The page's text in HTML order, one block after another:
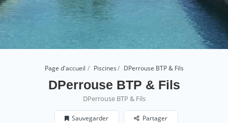
Page d'accueil Piscines DPerrouse BTP & Fils
DPerrouse BTP & Fils
DPerrouse BTP & Fils
Sauvegarder Partager